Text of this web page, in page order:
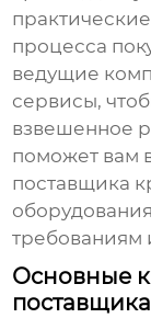
процесса
ведущие
сервисы,
взвешенное
поможет вам
поставщика
оборудования
требованиям
Основные